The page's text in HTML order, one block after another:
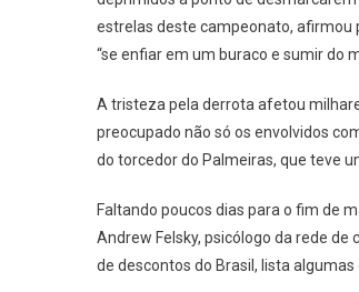
estrelas deste campeonato, afirmou
“se enfiar em um buraco e sumir do
A tristeza pela derrota afetou
preocupado não só os envolvidos
do torcedor do Palmeiras, que teve
Faltando poucos dias para o fim de
Andrew Felsky, psicólogo da rede
de descontos do Brasil, lista